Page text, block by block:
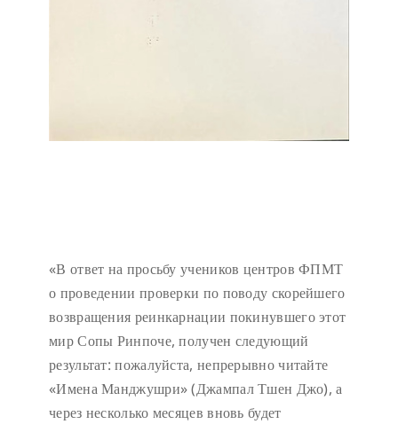
«В ответ на просьбу учеников центров ФПМТ
о проведении проверки по поводу скорейшего
возвращения реинкарнации покинувшего этот
мир Сопы Ринпоче, получен следующий
результат: пожалуйста, непрерывно читайте
«Имена Манджушри» (Джампал Тшен Джо), а
через несколько месяцев вновь будет